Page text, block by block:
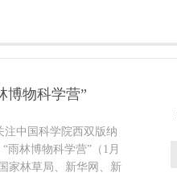
博物科学营”
中国科学院西双版纳
雨林博物科学营”（1月
家林草局、新华网、新